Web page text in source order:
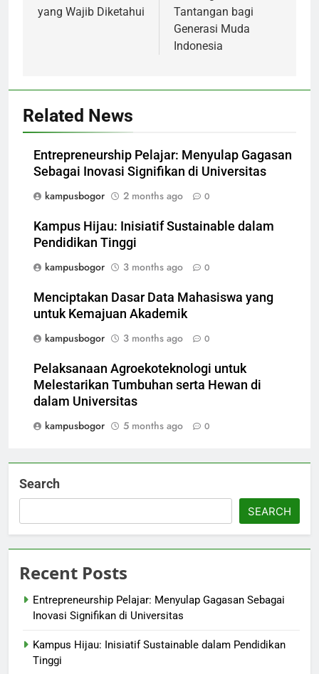
yang Wajib Diketahui
Tantangan bagi
Generasi Muda
Indonesia
Related News
Entrepreneurship Pelajar: Menyulap Gagasan
Sebagai Inovasi Signifikan di Universitas
kampusbogor
2 months ago 0
Kampus Hijau: Inisiatif Sustainable dalam
Pendidikan Tinggi
kampusbogor
3 months ago 0
Menciptakan Dasar Data Mahasiswa yang
untuk Kemajuan Akademik
kampusbogor
3 months ago 0
Pelaksanaan Agroekoteknologi untuk
Melestarikan Tumbuhan serta Hewan di
dalam Universitas
kampusbogor
5 months ago 0
Search
SEARCH
Recent Posts
Entrepreneurship Pelajar: Menyulap Gagasan Sebagai
Inovasi Signifikan di Universitas
Kampus Hijau: Inisiatif Sustainable dalam Pendidikan
Tinggi